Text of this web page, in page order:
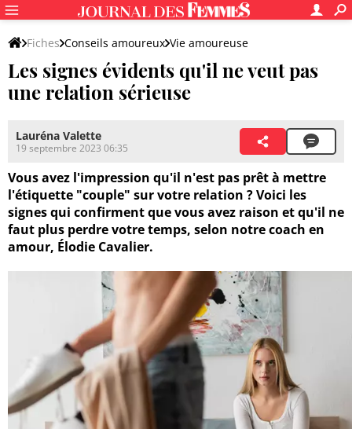
Fiches Conseils amoureux Vie amoureuse
Les signes évidents qu'il ne veut pas
une relation sérieuse
Lauréna Valette
19 septembre 2023 06:35
Vous avez l'impression qu'il n'est pas prêt à mettre
l'étiquette "couple" sur votre relation ? Voici les
signes qui confirment que vous avez raison et qu'il ne
faut plus perdre votre temps, selon notre coach en
amour, Élodie Cavalier.